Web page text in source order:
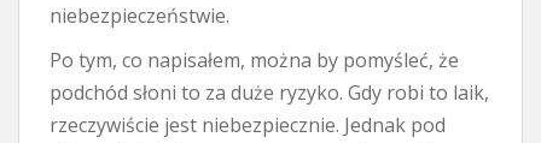
niebezpieczeństwie.
Po tym, co napisałem, można by pomyśleć, że
podchód słoni to za duże ryzyko. Gdy robi to laik,
rzeczywiście jest niebezpiecznie. Jednak pod